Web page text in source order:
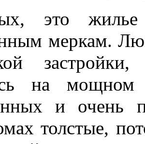
это
меркам.
на мощном
и очень
толстые,